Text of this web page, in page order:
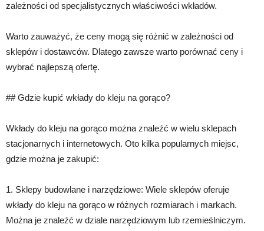
zależności od specjalistycznych właściwości wkładów.
Warto zauważyć, że ceny mogą się różnić w zależności od
sklepów i dostawców. Dlatego zawsze warto porównać ceny i
wybrać najlepszą ofertę.
## Gdzie kupić wkłady do kleju na gorąco?
Wkłady do kleju na gorąco można znaleźć w wielu sklepach
stacjonarnych i internetowych. Oto kilka popularnych miejsc,
gdzie można je zakupić:
1. Sklepy budowlane i narzędziowe: Wiele sklepów oferuje
wkłady do kleju na gorąco w różnych rozmiarach i markach.
Można je znaleźć w dziale narzędziowym lub rzemieślniczym.